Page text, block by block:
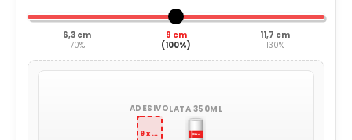
6,3 cm
70%
9 cm
(100%)
11,7 cm
130%
ADESIVO
9 x 12,5 cm
LATA 350ML